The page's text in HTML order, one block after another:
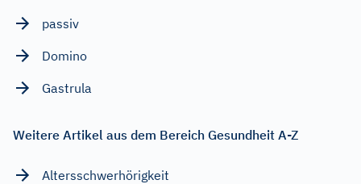
passiv
Domino
Gastrula
Weitere Artikel aus dem Bereich Gesundheit A-Z
Altersschwerhörigkeit